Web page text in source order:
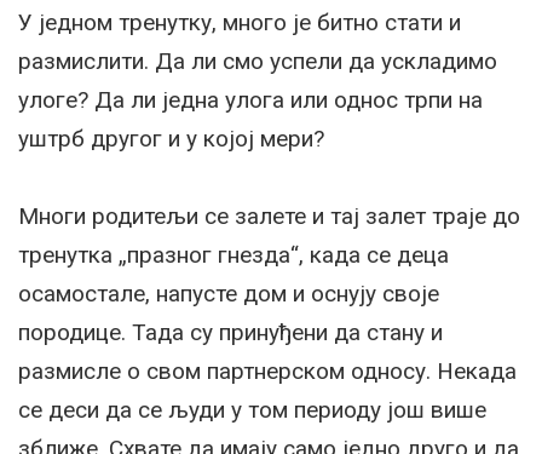
У једном тренутку, много је битно стати и
размислити. Да ли смо успели да ускладимо
улоге? Да ли једна улога или однос трпи на
уштрб другог и у којој мери?
Многи родитељи се залете и тај залет траје до
тренутка „празног гнезда“, када се деца
осамостале, напусте дом и оснују своје
породице. Тада су принуђени да стану и
размисле о свом партнерском односу. Некада
се деси да се људи у том периоду још више
зближе. Схвате да имају само једно друго и да